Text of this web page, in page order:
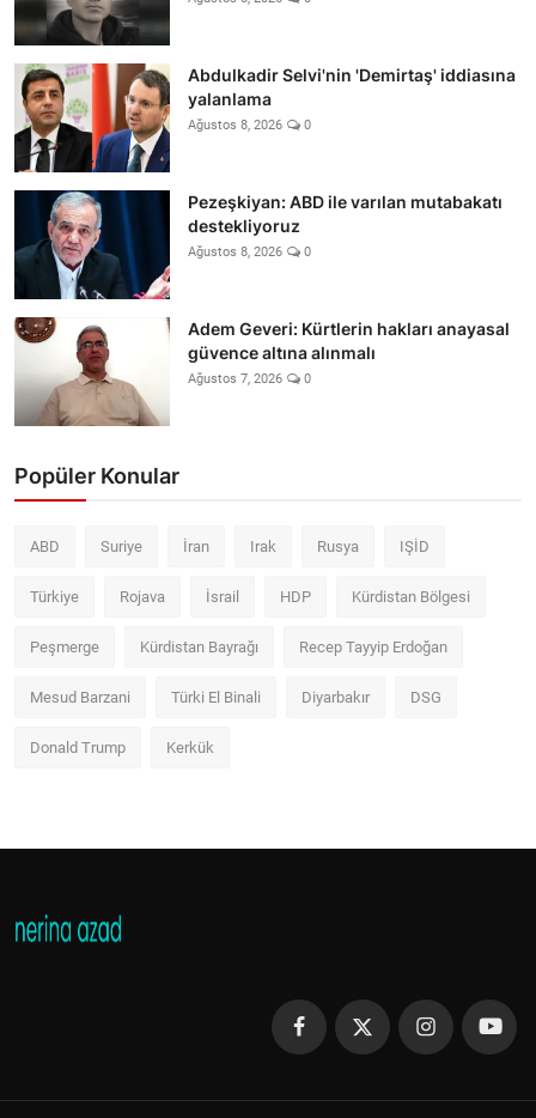
Abdulkadir Selvi'nin 'Demirtaş' iddiasına
yalanlama
Ağustos 8, 2026 0
Pezeşkiyan: ABD ile varılan mutabakatı
destekliyoruz
Ağustos 8, 2026 0
Adem Geveri: Kürtlerin hakları anayasal
güvence altına alınmalı
Ağustos 7, 2026 0
Popüler Konular
ABD Suriye İran Irak Rusya IŞİD
Türkiye Rojava İsrail HDP Kürdistan Bölgesi
Peşmerge Kürdistan Bayrağı Recep Tayyip Erdoğan
Mesud Barzani Türki El Binali Diyarbakır DSG
Donald Trump Kerkük